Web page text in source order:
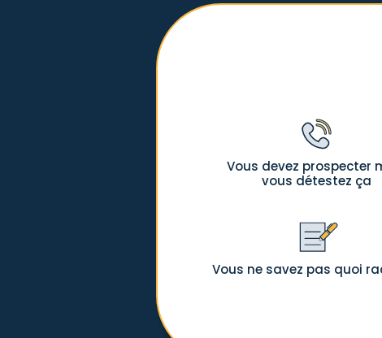
Vous devez prospecter
vous détestez ça
Vous ne savez pas quoi